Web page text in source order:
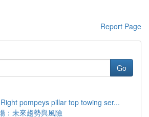
Report Page
Go
pompeys pillar top towing ser...
：未來趨勢與風險